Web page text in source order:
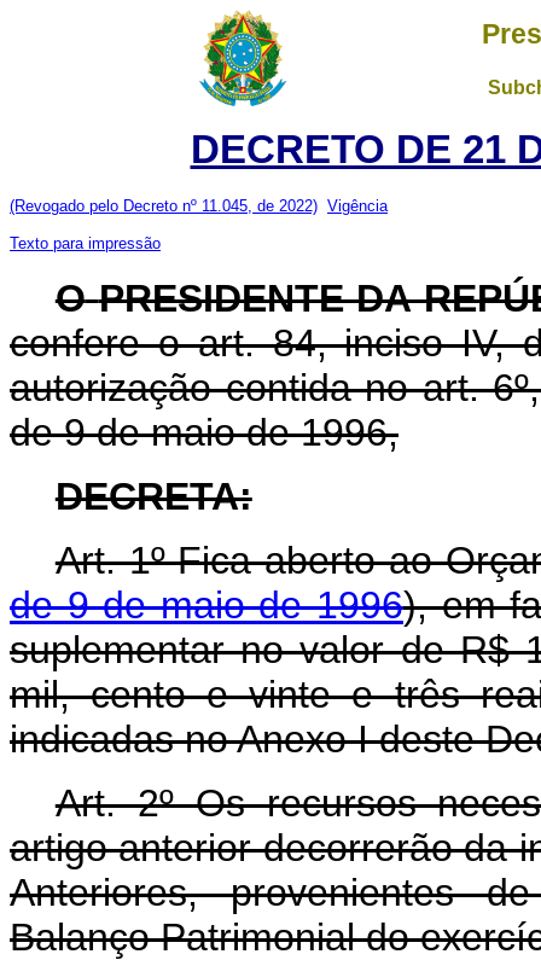
DECRETO DE 21
(Revogado pelo Decreto nº 11.045, de 2022) Vigência
Texto para impressão
O PRESIDENTE DA
confere o art. 84, inciso IV,
autorização contida no art.
de 9 de maio de 1996,
DECRETA:
Art. 1º Fica aberto ao
de 9 de maio de 1996), em
suplementar no valor de R$
mil, cento e vinte e três
indicadas no Anexo I deste
Art. 2º Os recursos
artigo anterior decorrerão da
Anteriores, provenientes
Balanço Patrimonial do